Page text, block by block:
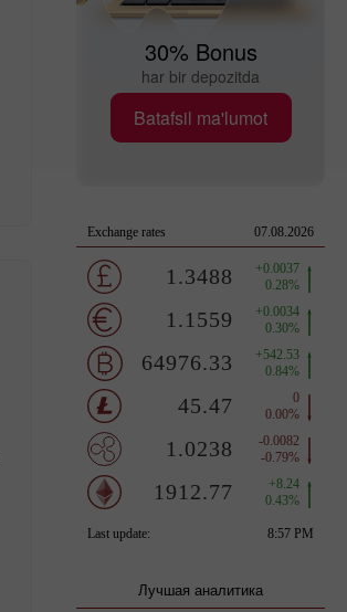
30% Bonus
har bir depozitda
Batafsil ma'lumot
Лучшая аналитика